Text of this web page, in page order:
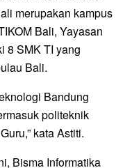
merupakan kampus
Bali, Yayasan
8 SMK TI yang
Bali.
Bandung
politeknik
kata Astiti.
Bisma Informatika